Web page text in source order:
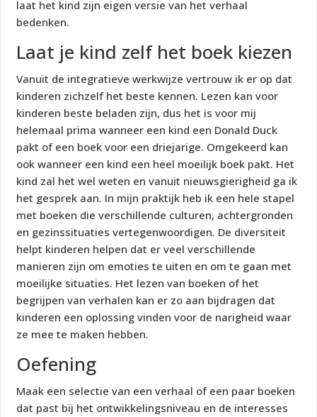
laat het kind zijn eigen versie van het verhaal
bedenken.
Laat je kind zelf het boek kiezen
Vanuit de integratieve werkwijze vertrouw ik er op dat
kinderen zichzelf het beste kennen. Lezen kan voor
kinderen beste beladen zijn, dus het is voor mij
helemaal prima wanneer een kind een Donald Duck
pakt of een boek voor een driejarige. Omgekeerd kan
ook wanneer een kind een heel moeilijk boek pakt. Het
kind zal het wel weten en vanuit nieuwsgierigheid ga ik
het gesprek aan. In mijn praktijk heb ik een hele stapel
met boeken die verschillende culturen, achtergronden
en gezinssituaties vertegenwoordigen. De diversiteit
helpt kinderen helpen dat er veel verschillende
manieren zijn om emoties te uiten en om te gaan met
moeilijke situaties. Het lezen van boeken of het
begrijpen van verhalen kan er zo aan bijdragen dat
kinderen een oplossing vinden voor de narigheid waar
ze mee te maken hebben.
Oefening
Maak een selectie van een verhaal of een paar boeken
dat past bij het ontwikkelingsniveau en de interesses